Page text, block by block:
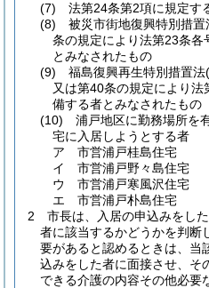
(7)
法第24条第2項に規定す
(8)
被災市街地復興特別措置
条の規定により法第23条
とみなされたもの
(9)
福島復興再生特別措置法
又は第40条の規定により
備する者とみなされたもの
(10)
浦戸地区に勤務場所を
宅に入居しようとする者
ア
市営浦戸桂島住宅
イ
市営浦戸野々島住宅
ウ
市営浦戸寒風沢住宅
エ
市営浦戸朴島住宅
2
市長は、入居の申込みをし
者に該当するかどうかを判断
要があると認めるときは、当
込みをした者に面接させ、そ
できる介護の内容その他必要